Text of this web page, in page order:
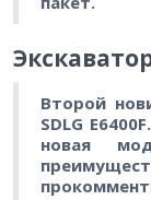
Второй
SDLG
новая